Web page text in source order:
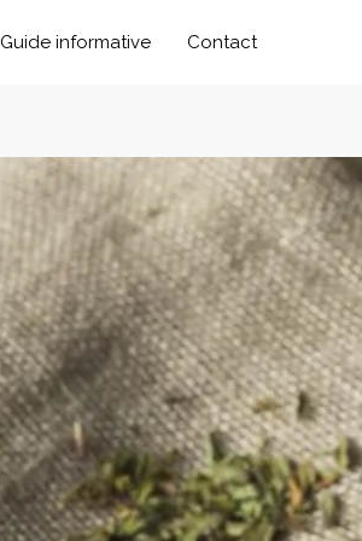
Guide informative Contact